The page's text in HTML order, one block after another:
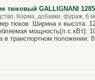
тюковый GALLIGNANI 1285
Корма, добавки, фураж, 6
тюков: Ширина х высота:
мощность(л.с.кВт):
в транспортном положении: